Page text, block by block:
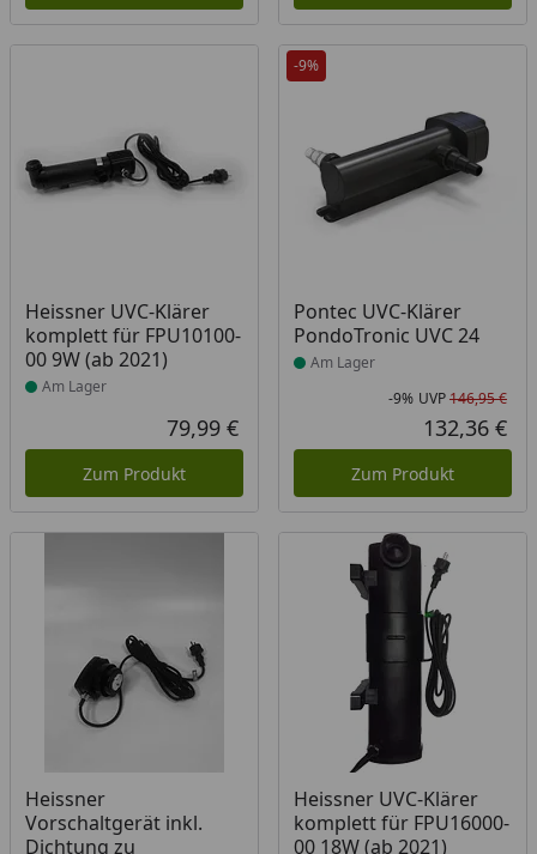
Heissner UVC-Klärer
komplett für FPU10100-
00 9W (ab 2021)
Produkt am Lager
Am Lager
Aktueller Preis
79,99 €
Zum Produkt
-9%
Pontec UVC-Klärer
PondoTronic UVC 24
Produkt am Lager
Am Lager
-9% UVP146,95 €
132,36 €
Zum Produkt
Heissner
Vorschaltgerät inkl.
Dichtung zu
Produkt am Lager
Heissner UVC-Klärer
komplett für FPU16000-
00 18W (ab 2021)
Produkt am Lager